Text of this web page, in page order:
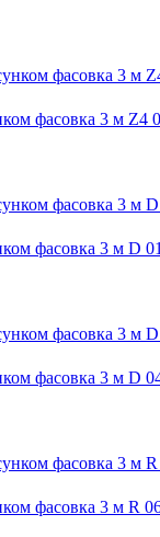
фасовка 3 м Z4
фасовка 3 м D
фасовка 3 м D
фасовка 3 м R